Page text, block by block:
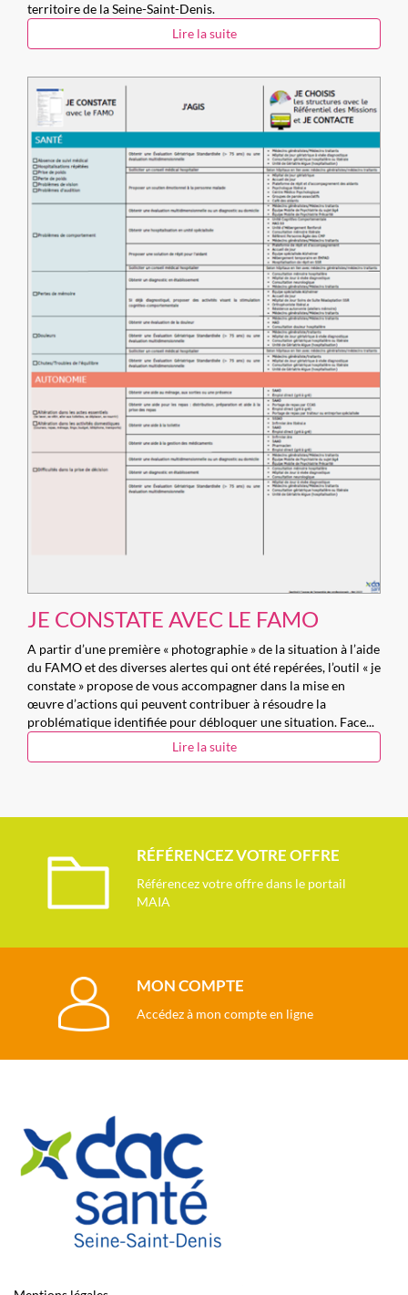
territoire de la Seine-Saint-Denis.
Lire la suite
JE CONSTATE AVEC LE FAMO
A partir d’une première « photographie » de la situation à l’aide
du FAMO et des diverses alertes qui ont été repérées, l’outil « je
constate » propose de vous accompagner dans la mise en
œuvre d’actions qui peuvent contribuer à résoudre la
problématique identifiée pour débloquer une situation. Face...
Lire la suite
RÉFÉRENCEZ VOTRE OFFRE
Référencez votre offre dans le portail
MAIA
MON COMPTE
Accédez à mon compte en ligne